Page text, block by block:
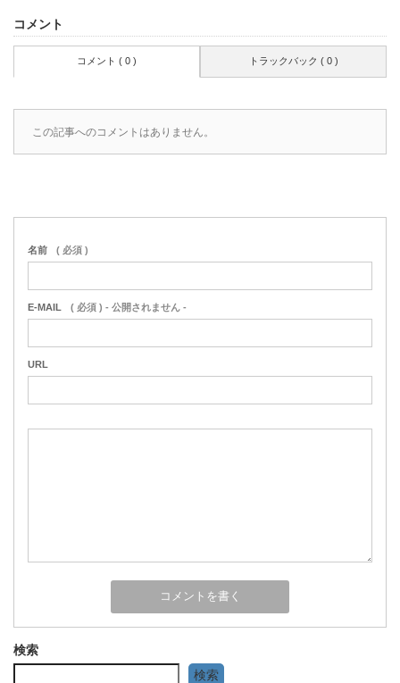
コメント
コメント ( 0 ) トラックバック ( 0 )
この記事へのコメントはありません。
名前 ( 必須 )
E-MAIL ( 必須 ) - 公開されません -
URL
検索
検索